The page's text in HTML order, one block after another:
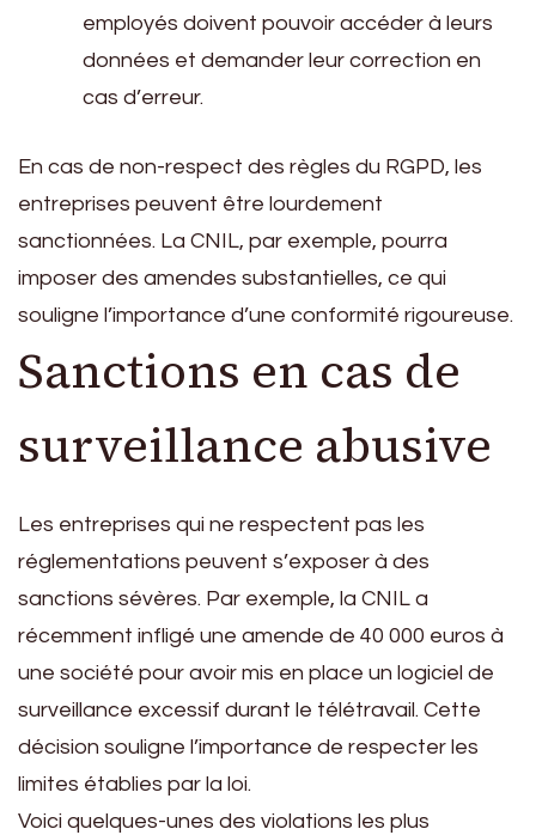
employés doivent pouvoir accéder à leurs
données et demander leur correction en
cas d’erreur.
En cas de non-respect des règles du RGPD, les
entreprises peuvent être lourdement
sanctionnées. La CNIL, par exemple, pourra
imposer des amendes substantielles, ce qui
souligne l’importance d’une conformité rigoureuse.
Sanctions en cas de
surveillance abusive
Les entreprises qui ne respectent pas les
réglementations peuvent s’exposer à des
sanctions sévères. Par exemple, la CNIL a
récemment infligé une amende de 40 000 euros à
une société pour avoir mis en place un logiciel de
surveillance excessif durant le télétravail. Cette
décision souligne l’importance de respecter les
limites établies par la loi.
Voici quelques-unes des violations les plus